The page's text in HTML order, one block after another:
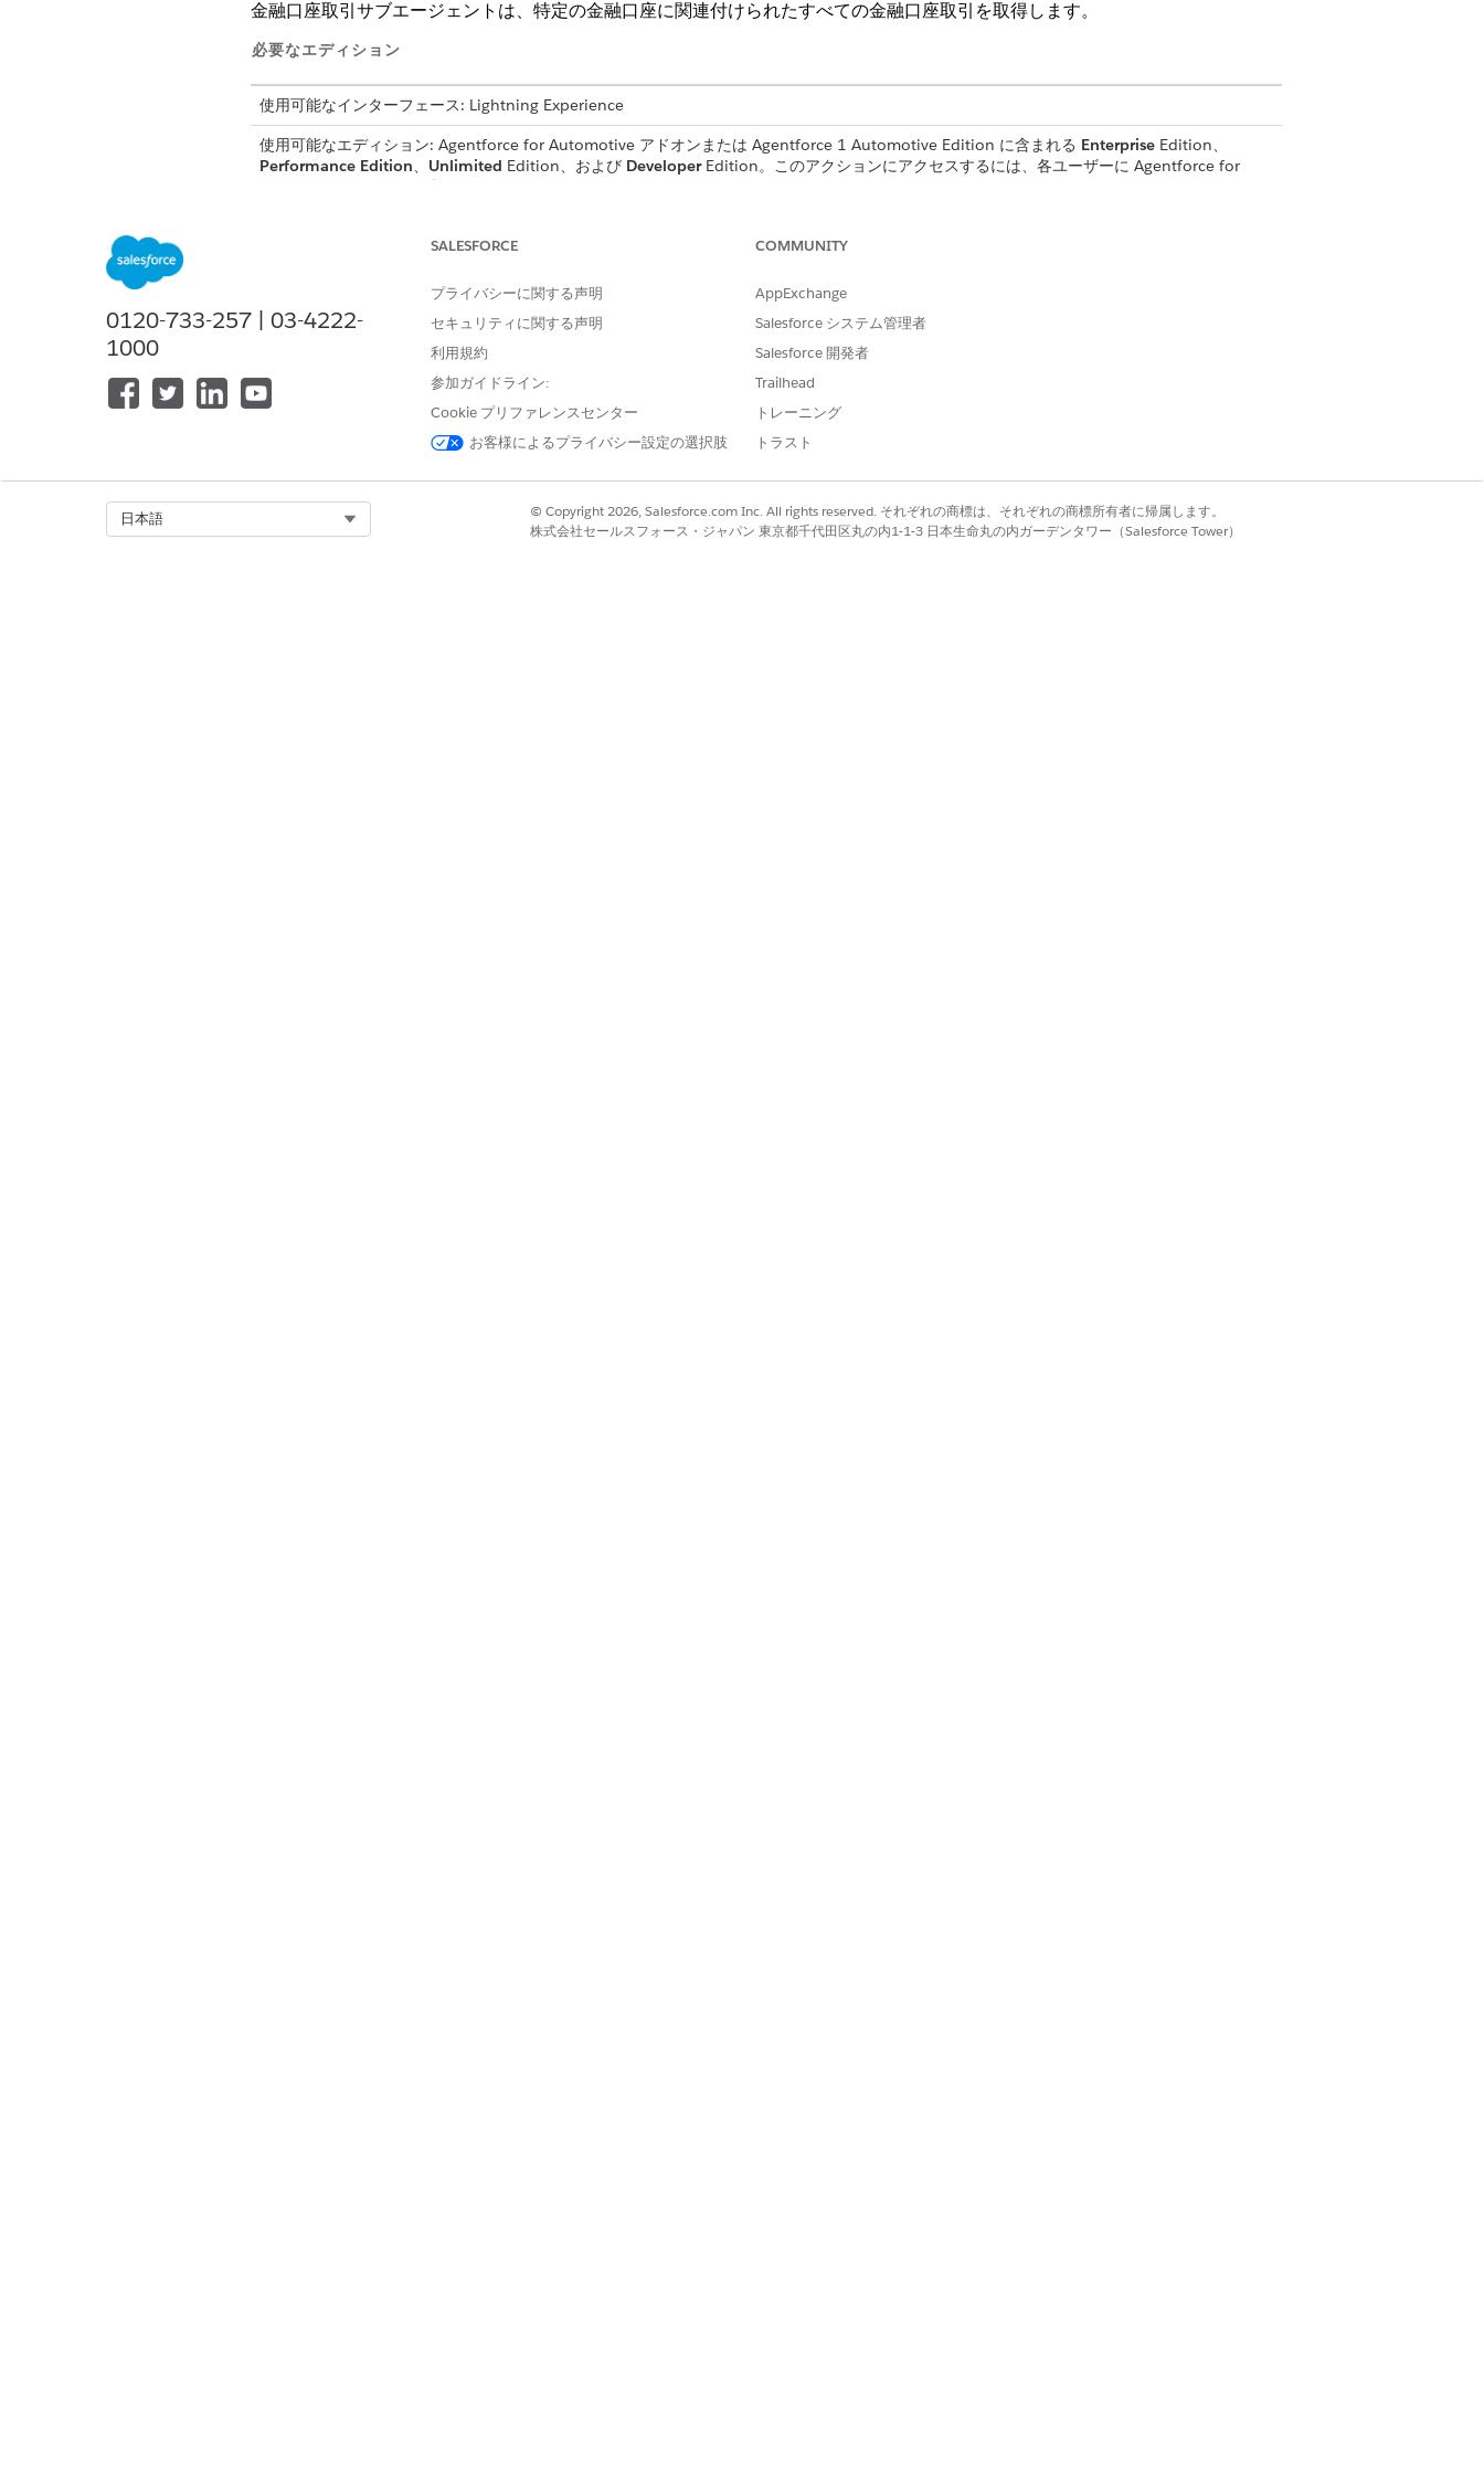
金融口座取引サブエージェントは、特定の金融口座に関連付けられたすべての金融口座取引を取得します。
必要なエディション
使用可能なインターフェース: Lightning Experience
使用可能なエディション: Agentforce for Automotive アドオンまたは Agentforce 1 Automotive Edition に含まれる EnterpriseEdition、
Performance Edition、 Unlimited Edition、および DeveloperEdition。このアクションにアクセスするには、各ユーザーに Agentforce for
Automotive アドオンが必要です。
サブエージェントの詳細
FinclAcctTransactionsRequest
含まれるエージェントアクション
トピック設定の取得
アカウントの金融口座の取得
金融口座トランザクションの取得
「このローン口座のすべての取引を表示」
0120-733-257 | 03-4222-
1000
SALESFORCE
プライバシーに関する声明
セキュリティに関する声明
利用規約
参加ガイドライン:
Cookie プリファレンスセンター
お客様によるプライバシー設定の選択肢
COMMUNITY
AppExchange
Salesforce システム管理者
Salesforce 開発者
Trailhead
トレーニング
トラスト
日本語
© Copyright 2026, Salesforce.com Inc. All rights reserved. それぞれの商標は、それぞれの商標所有者に帰属します。
株式会社セールスフォース・ジャパン 東京都千代田区丸の内1-1-3 日本生命丸の内ガーデンタワー（Salesforce Tower）